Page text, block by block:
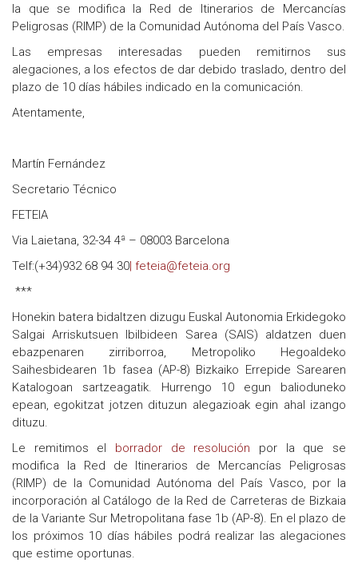
la que se modifica la Red de Itinerarios de Mercancías
Peligrosas (RIMP) de la Comunidad Autónoma del País Vasco.
Las empresas interesadas pueden remitirnos sus
alegaciones, a los efectos de dar debido traslado, dentro del
plazo de 10 días hábiles indicado en la comunicación.
Atentamente,
Martín Fernández
Secretario Técnico
FETEIA
Via Laietana, 32-34 4ª – 08003 Barcelona
Telf:(+34)932 68 94 30| feteia@feteia.org
***
Honekin batera bidaltzen dizugu Euskal Autonomia Erkidegoko
Salgai Arriskutsuen Ibilbideen Sarea (SAIS) aldatzen duen
ebazpenaren zirriborroa, Metropoliko Hegoaldeko
Saihesbidearen 1b fasea (AP-8) Bizkaiko Errepide Sarearen
Katalogoan sartzeagatik. Hurrengo 10 egun balioduneko
epean, egokitzat jotzen dituzun alegazioak egin ahal izango
dituzu.
Le remitimos el borrador de resolución por la que se
modifica la Red de Itinerarios de Mercancías Peligrosas
(RIMP) de la Comunidad Autónoma del País Vasco, por la
incorporación al Catálogo de la Red de Carreteras de Bizkaia
de la Variante Sur Metropolitana fase 1b (AP-8). En el plazo de
los próximos 10 días hábiles podrá realizar las alegaciones
que estime oportunas.